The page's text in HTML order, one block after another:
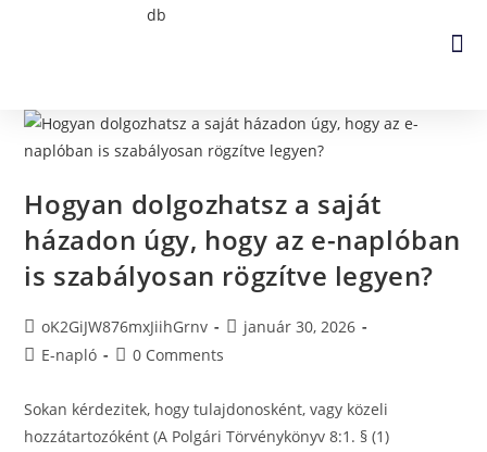
Hogyan dolgozhatsz a saját
házadon úgy, hogy az e-naplóban
is szabályosan rögzítve legyen?
oK2GiJW876mxJiihGrnv
január 30, 2026
E-napló
0 Comments
Sokan kérdezitek, hogy tulajdonosként, vagy közeli
hozzátartozóként (A Polgári Törvénykönyv 8:1. § (1)